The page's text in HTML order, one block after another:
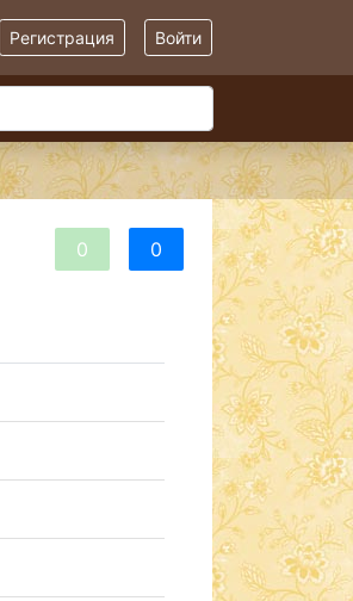
Регистрация Войти
0 0